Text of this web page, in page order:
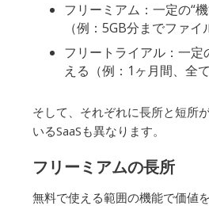
フリーミアム：一定の“
（例：5GB分までファイ
フリートライアル：一定
える（例：1ヶ月間、全
そして、それぞれに長所と短所
いるSaaSも異なります。
フリーミアムの長所
無料で使える範囲の機能で価値